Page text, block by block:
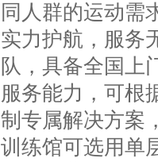
同人群的运动需
实力护航，服务
队，具备全国上
服务能力，可根
制专属解决方案
训练馆可选用单